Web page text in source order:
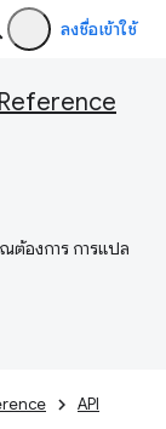
ลงชื่อเข้าใช้
Reference
ต้องการ การแปล
API